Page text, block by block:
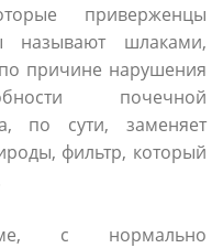
приверженцы
называют шлаками,
причине нарушения
почечной
по сути, заменяет
фильтр, который
с нормально